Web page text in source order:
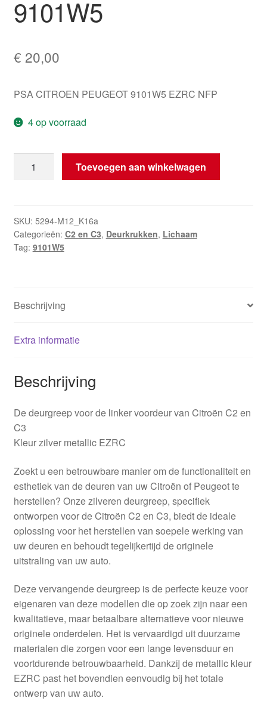
9101W5
€ 20,00
PSA CITROEN PEUGEOT 9101W5 EZRC NFP
4 op voorraad
Citroën
EZRC
9101W5
hoeveelheid
Toevoegen aan winkelwagen
SKU: 5294-M12_K16a
Categorieën: C2 en C3, Deurkrukken, Lichaam
Tag: 9101W5
Beschrijving
Extra informatie
Beschrijving
De deurgreep voor de linker voordeur van Citroën C2 en
C3
Kleur zilver metallic EZRC
Zoekt u een betrouwbare manier om de functionaliteit en
esthetiek van de deuren van uw Citroën of Peugeot te
herstellen? Onze zilveren deurgreep, specifiek
ontworpen voor de Citroën C2 en C3, biedt de ideale
oplossing voor het herstellen van soepele werking van
uw deuren en behoudt tegelijkertijd de originele
uitstraling van uw auto.
Deze vervangende deurgreep is de perfecte keuze voor
eigenaren van deze modellen die op zoek zijn naar een
kwalitatieve, maar betaalbare alternatieve voor nieuwe
originele onderdelen. Het is vervaardigd uit duurzame
materialen die zorgen voor een lange levensduur en
voortdurende betrouwbaarheid. Dankzij de metallic kleur
EZRC past het bovendien eenvoudig bij het totale
ontwerp van uw auto.